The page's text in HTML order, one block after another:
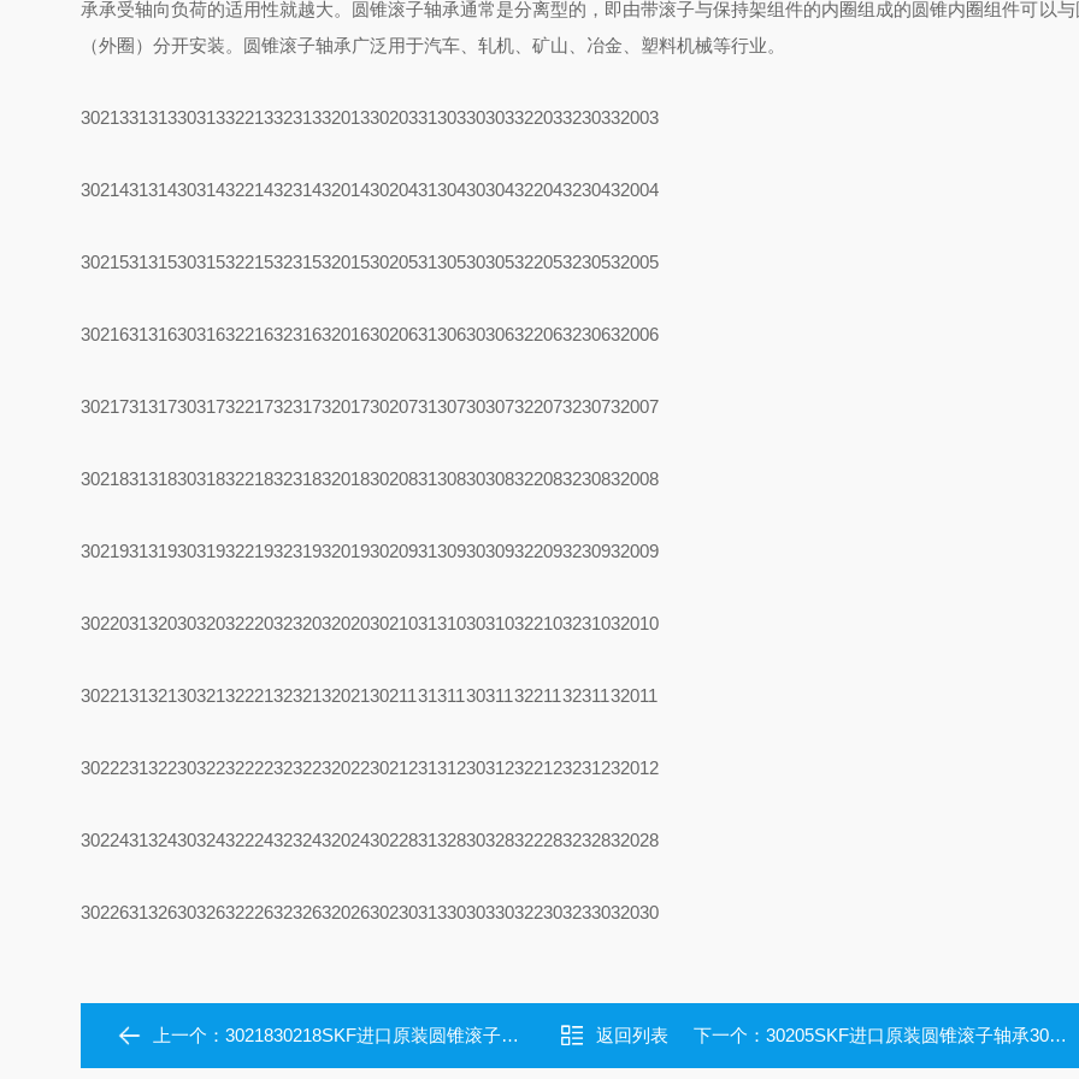
承承受轴向负荷的适用性就越大。圆锥滚子轴承通常是分离型的，即由带滚子与保持架组件的内圈组成的圆锥内圈组件可以
（外圈）分开安装。圆锥滚子轴承广泛用于汽车、轧机、矿山、冶金、塑料机械等行业。
302133131330313322133231332013302033130330303322033230332003
302143131430314322143231432014302043130430304322043230432004
302153131530315322153231532015302053130530305322053230532005
302163131630316322163231632016302063130630306322063230632006
302173131730317322173231732017302073130730307322073230732007
302183131830318322183231832018302083130830308322083230832008
302193131930319322193231932019302093130930309322093230932009
302203132030320322203232032020302103131030310322103231032010
302213132130321322213232132021302113131130311322113231132011
302223132230322322223232232022302123131230312322123231232012
302243132430324322243232432024302283132830328322283232832028
302263132630326322263232632026302303133030330322303233032030
上一个：3021830218SKF进口原装圆锥滚子轴承30218 返回列表 下一个： 30205SKF进口原装圆锥滚子轴承30205